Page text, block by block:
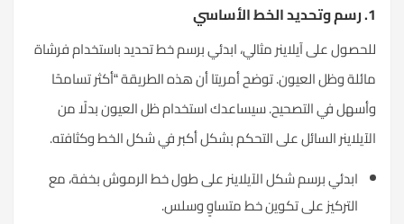
1. رسم وتحديد الخط الأساسي
للحصول على آيلاينر مثالي، ابدئي برسم خط تحديد باستخدام فرشاة
مائلة وظل العيون. توضح أمريتا أن هذه الطريقة “أكثر تسامحًا
وأسهل في التصحيح. سيساعدك استخدام ظل العيون بدلًا من
الآيلاينر السائل على التحكم بشكل أكبر في شكل الخط وكثافته.
ابدئي برسم شكل الآيلاينر على طول خط الرموش بخفة، مع
التركيز على تكوين خط متساوٍ وسلس.